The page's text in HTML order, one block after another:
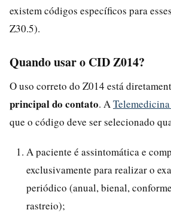
existem códigos específicos para
Z30.5).
Quando usar o CID Z014?
O uso correto do Z014 está
principal do contato. A
que o código deve ser selecionado
A paciente é assintomática e
exclusivamente para realizar o
periódico (anual, bienal,
rastreio);